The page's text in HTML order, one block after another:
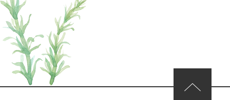
ページの先頭へ